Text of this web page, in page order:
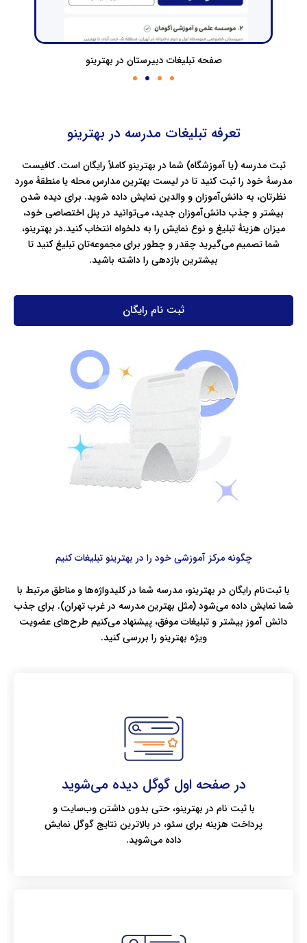
صفحه تبلیغات دبیرستان در بهترینو
تعرفه تبلیغات مدرسه در بهترینو
ثبت مدرسه (یا آموزشگاه) شما در بهترینو کاملاً رایگان است. کافیست
مدرسهٔ خود را ثبت کنید تا در لیست بهترین مدارس محله یا منطقهٔ مورد
نظرتان، به دانش‌آموزان و والدین نمایش داده شوید. برای دیده شدن
بیشتر و جذب دانش‌آموزان جدید، می‌توانید در پنل اختصاصی خود،
میزان هزینهٔ تبلیغ و نوع نمایش را به دلخواه انتخاب کنید.در بهترینو،
شما تصمیم می‌گیرید چقدر و چطور برای مجموعه‌تان تبلیغ کنید تا
بیشترین بازدهی را داشته باشید.
ثبت نام رایگان
چگونه مرکز آموزشی خود را در بهترینو تبلیغات کنیم
با ثبت‌نام رایگان در بهترینو، مدرسه شما در کلیدواژه‌ها و مناطق مرتبط با
شما نمایش داده می‌شود (مثل بهترین مدرسه در غرب تهران). برای جذب
دانش آموز بیشتر و تبلیغات موفق، پیشنهاد می‌کنیم طرح‌های عضویت
ویژه بهترینو را بررسی کنید.
در صفحه اول گوگل دیده می‌شوید
با ثبت نام در بهترینو، حتی بدون داشتن وب‌سایت و
پرداخت هزینه برای سئو، در بالاترین نتایج گوگل نمایش
داده می‌شوید.